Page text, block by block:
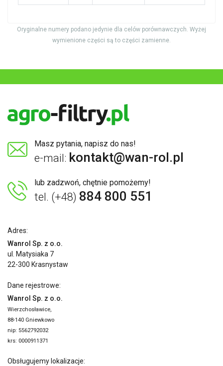
Oryginalne numery podano jedynie dla celów porównawczych. Wyżej
wymienione części są to części zamienne.
Masz pytania, napisz do nas!
e-mail: kontakt@wan-rol.pl
lub zadzwoń, chętnie pomożemy!
tel. (+48) 884 800 551
Adres:
Wanrol Sp. z o.o.
ul. Matysiaka 7
22-300 Krasnystaw
Dane rejestrowe:
Wanrol Sp. z o.o.
Wierzchosławice,
88-140 Gniewkowo
nip: 5562792032
krs: 0000911371
Obsługujemy lokalizacje: